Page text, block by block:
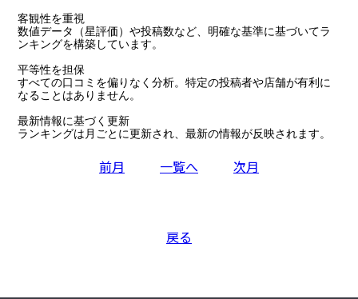
客観性を重視
数値データ（星評価）や投稿数など、明確な基準に基づいてラ
ンキングを構築しています。
平等性を担保
すべての口コミを偏りなく分析。特定の投稿者や店舗が有利に
なることはありません。
最新情報に基づく更新
ランキングは月ごとに更新され、最新の情報が反映されます。
前月 一覧へ 次月
戻る